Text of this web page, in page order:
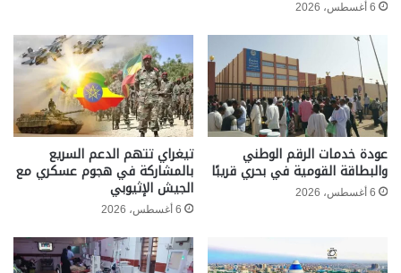
6 أغسطس، 2026
عودة خدمات الرقم الوطني
والبطاقة القومية في بحري قريبًا
6 أغسطس، 2026
تيغراي تتهم الدعم السريع
بالمشاركة في هجوم عسكري مع
الجيش الإثيوبي
6 أغسطس، 2026